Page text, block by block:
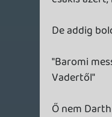
szájízt váltott ki.
visszahozásának
Most komolyan, az
őket erőltetni?
húzónévként